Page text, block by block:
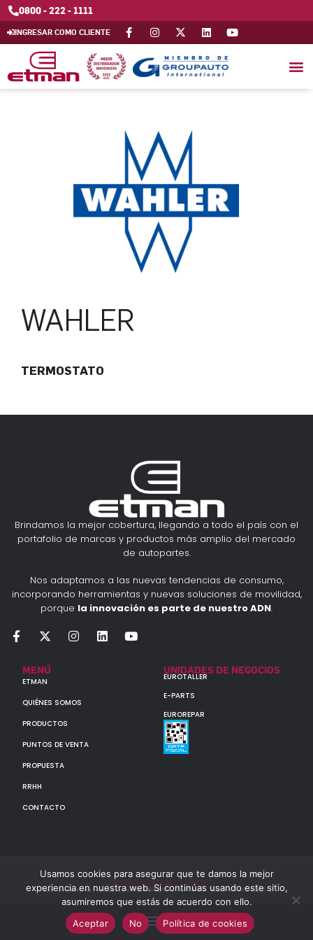
0800 - 222 - 1111
INGRESAR COMO CLIENTE
WAHLER
TERMOSTATO
Brindamos la mejor cobertura, llegando a todo el país con el
portafolio de marcas y productos más amplio del mercado
de autopartes.
Nos adaptamos a las nuevas tendencias de consumo,
incorporando herramientas y nuevas soluciones de movilidad,
porque la innovación es parte de nuestro ADN.
MENÚ
ETMAN
QUIÉNES SOMOS
PRODUCTOS
PUNTOS DE VENTA
PROPUESTA
RRHH
CONTACTO
UNIDADES DE NEGOCIOS
EUROTALLER
E-PARTS
EUROREPAR
GRUPO ETMAN : : 2026
Todos los derechos reservados a MULTIORIGINAL PARTS S.A. (CUIT: 30-60142852-7)
Usamos cookies para asegurar que te damos la mejor
experiencia en nuestra web. Si continúas usando este sitio,
asumiremos que estás de acuerdo con ello.
Aceptar
No Política de cookies